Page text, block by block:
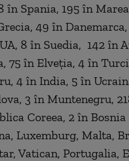
în Spania, 195 în
49 în
8 în Suedia, 142 în
75 în Elveția, 4 în
4 în India, 5 în
3 în Muntenegru,
Coreea, 2 în
Luxemburg, Malta,
Vatican, Portugalia,